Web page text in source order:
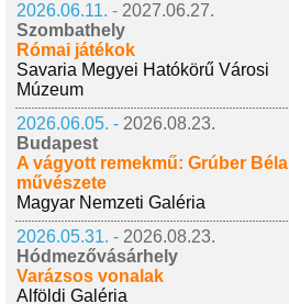
2026.06.11. - 2027.06.27.
Szombathely
Római játékok
Savaria Megyei Hatókörű Városi
Múzeum
2026.06.05. - 2026.08.23.
Budapest
A vágyott remekmű: Grúber Béla
művészete
Magyar Nemzeti Galéria
2026.05.31. - 2026.08.23.
Hódmezővásárhely
Varázsos vonalak
Alföldi Galéria